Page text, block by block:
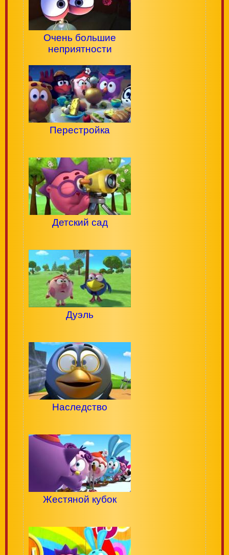
Очень большие
неприятности
Перестройка
Детский сад
Дуэль
Наследство
Жестяной кубок